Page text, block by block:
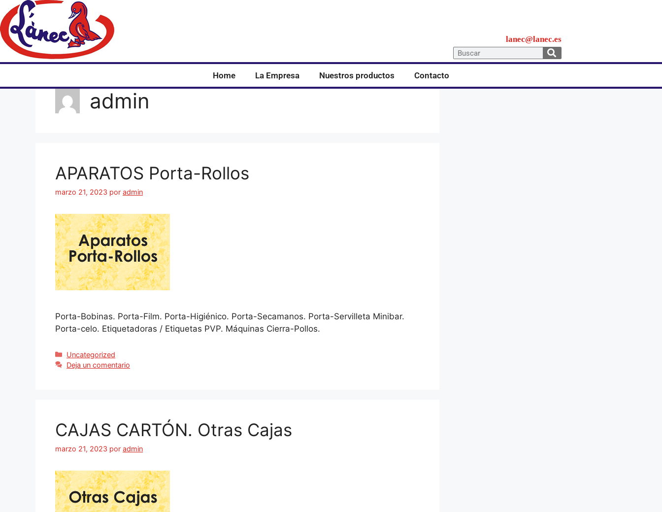
lanec@lanec.es
Home La Empresa Nuestros productos Contacto
admin
APARATOS Porta-Rollos
marzo 21, 2023 por admin
Porta-Bobinas. Porta-Film. Porta-Higiénico. Porta-Secamanos. Porta-Servilleta Minibar.
Porta-celo. Etiquetadoras / Etiquetas PVP. Máquinas Cierra-Pollos.
Uncategorized
Deja un comentario
CAJAS CARTÓN. Otras Cajas
marzo 21, 2023 por admin